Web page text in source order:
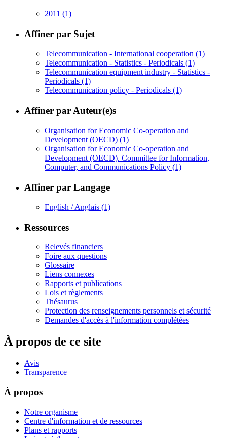
2011 (1)
Affiner par Sujet
Telecommunication - International cooperation (1)
Telecommunication - Statistics - Periodicals (1)
Telecommunication equipment industry - Statistics -
Periodicals (1)
Telecommunication policy - Periodicals (1)
Affiner par Auteur(e)s
Organisation for Economic Co-operation and
Development (OECD) (1)
Organisation for Economic Co-operation and
Development (OECD). Committee for Information,
Computer, and Communications Policy (1)
Affiner par Langage
English / Anglais (1)
Ressources
Relevés financiers
Foire aux questions
Glossaire
Liens connexes
Rapports et publications
Lois et règlements
Thésaurus
Protection des renseignements personnels et sécurité
Demandes d'accès à l'information complétées
À propos de ce site
Avis
Transparence
À propos
Notre organisme
Centre d'information et de ressources
Plans et rapports